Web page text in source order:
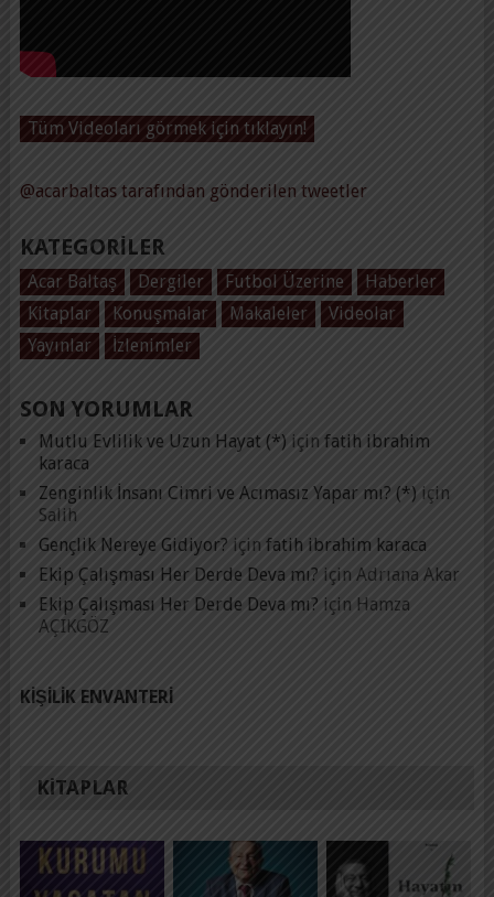
Tüm Videoları görmek için tıklayın!
@acarbaltas tarafından gönderilen tweetler
KATEGORILER
Acar Baltaş Dergiler Futbol Üzerine
Haberler
Kitaplar
Konuşmalar Makaleler
Videolar
Yayınlar
İzlenimler
SON YORUMLAR
Mutlu Evlilik ve Uzun Hayat (*) için fatih ibrahim
karaca
Zenginlik İnsanı Cimri ve Acımasız Yapar mı? (*) için
Salih
Gençlik Nereye Gidiyor? için fatih ibrahim karaca
Ekip Çalışması Her Derde Deva mı? için Adrıana Akar
Ekip Çalışması Her Derde Deva mı? için Hamza
AÇIKGÖZ
KIŞILIK ENVANTERI
KITAPLAR